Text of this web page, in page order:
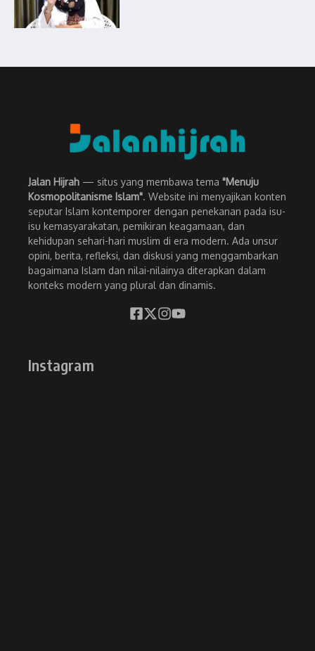
Jalan Hijrah — situs yang membawa tema "Menuju
Kosmopolitanisme Islam". Website ini menyajikan konten
seputar Islam kontemporer dengan penekanan pada isu-
isu kemasyarakatan, pemikiran keagamaan, dan
kehidupan sehari-hari muslim di era modern. Ada unsur
opini, berita, refleksi, dan diskusi yang menggambarkan
bagaimana Islam dan nilai-nilainya diterapkan dalam
konteks modern yang plural dan dinamis.
Instagram